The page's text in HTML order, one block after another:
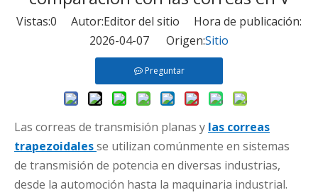
Vistas:0 Autor:Editor del sitio Hora de publicación:
2026-04-07 Origen:Sitio
Preguntar
Las correas de transmisión planas y las correas
trapezoidalesse utilizan comúnmente en sistemas
de transmisión de potencia en diversas industrias,
desde la automoción hasta la maquinaria industrial.